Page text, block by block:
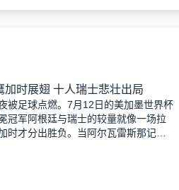
加时展翅 十人瑞士悲壮出局
被足球点燃。7月12日的美加墨世界杯
冠军阿根廷与瑞士的较量就像一场拉
时才分出胜负。当阿尔瓦雷斯那记弧